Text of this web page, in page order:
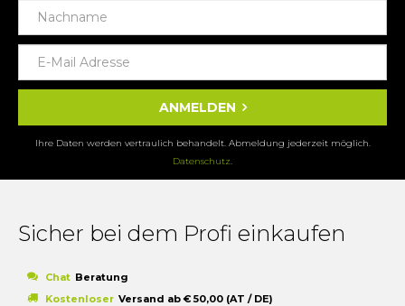
ANMELDEN
Ihre Daten werden vertraulich behandelt. Abmeldung jederzeit möglich.
Datenschutz.
Sicher bei dem Profi einkaufen
Chat Beratung
Kostenloser Versand ab € 50,00 (AT / DE)